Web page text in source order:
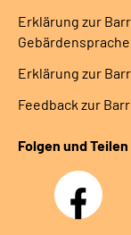
Erklärung zur
Gebärdensprache
Erklärung zur
Feedback zur
Folgen und Teilen
Facebook
Klinik
Kurhessen